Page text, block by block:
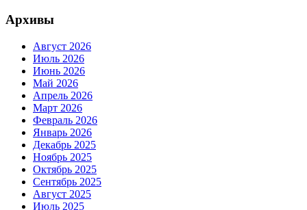
Архивы
Август 2026
Июль 2026
Июнь 2026
Май 2026
Апрель 2026
Март 2026
Февраль 2026
Январь 2026
Декабрь 2025
Ноябрь 2025
Октябрь 2025
Сентябрь 2025
Август 2025
Июль 2025